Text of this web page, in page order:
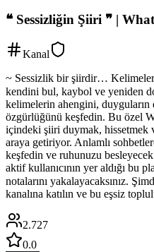
❝ Sessizliğin Şiiri ❞ |
Kanal
~ Sessizlik bir şiirdir… Kelimeler
kendini bul, kaybol ve yeniden
kelimelerin ahengini,
özgürlüğünü keşfedin. Bu özel
içindeki şiiri duymak, hissetmek
araya getiriyor. Anlamlı
keşfedin ve ruhunuzu
aktif kullanıcının yer aldığı bu
notalarını yakalayacaksınız.
kanalına katılın ve bu eşsiz
2.727
0.0